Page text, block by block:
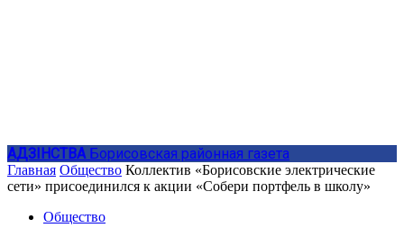
АДЗIНСТВА Борисовская районная газета
Главная Общество Коллектив «Борисовские электрические
сети» присоединился к акции «Собери портфель в школу»
Общество